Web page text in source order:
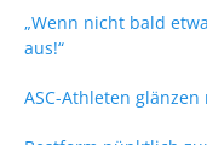
„Wenn nicht bald
aus!“
ASC-Athleten